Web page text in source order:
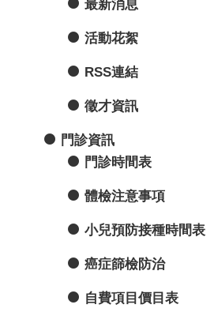
最新消息
活動花絮
RSS連結
徵才資訊
門診資訊
門診時間表
體檢注意事項
小兒預防接種時間表
癌症篩檢防治
自費項目價目表